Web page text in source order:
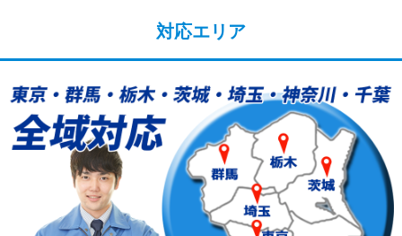
業)
給水管工事※（塩ビ管（VP・HI）使
用/3ｍまで)
33,000円
給水管工事※（塩ビ管（VP・HI）使
用（追加）/3ｍ超え)
+8,800円
給水管工事※（ライニング鋼管・銅
管・ポリ管・HT管使用/3ｍまで)
44,000円
対応エリア